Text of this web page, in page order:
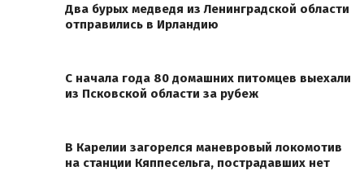
Два бурых медведя из Ленинградской области
отправились в Ирландию
С начала года 80 домашних питомцев выехали
из Псковской области за рубеж
В Карелии загорелся маневровый локомотив
на станции Кяппесельга, пострадавших нет